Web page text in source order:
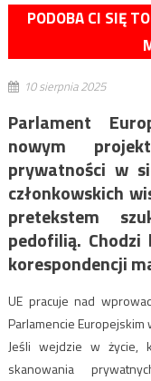
PODOBA CI SIĘ
10 sierpnia 2025
Parlament
nowym
prywatności w
członkowskich
pretekstem
pedofilią.
korespondencji
UE pracuje nad
Parlamencie Europejskim
Jeśli wejdzie w życie,
skanowania